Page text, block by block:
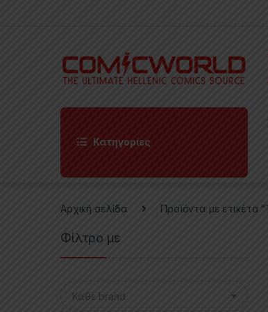
Κατηγορίες
Αρχική σελίδα Προϊόντα με ετικέτα
Φίλτρο με
Κάθε brand